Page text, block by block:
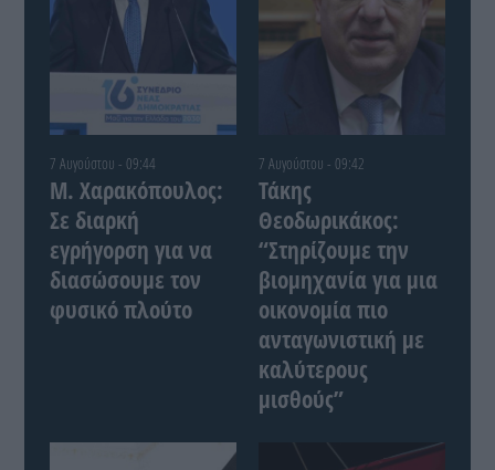
7 Αυγούστου - 09:44
Μ. Χαρακόπουλος:
Σε διαρκή
εγρήγορση για να
διασώσουμε τον
φυσικό πλούτο
7 Αυγούστου - 09:42
Τάκης
Θεοδωρικάκος:
“Στηρίζουμε την
βιομηχανία για μια
οικονομία πιο
ανταγωνιστική με
καλύτερους
μισθούς”